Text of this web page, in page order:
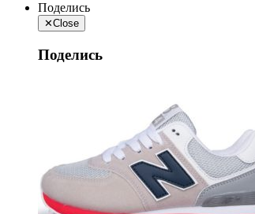
Поделись
✕Close
Поделись